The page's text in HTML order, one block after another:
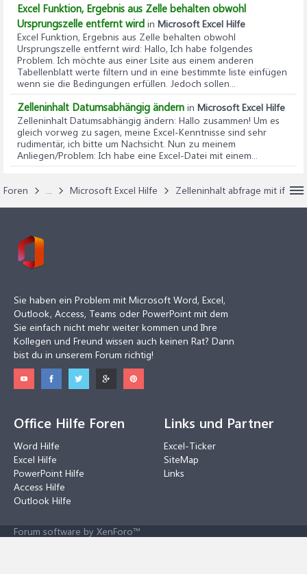
Excel Funktion, Ergebnis aus Zelle behalten obwohl
Ursprungszelle entfernt wird in Microsoft Excel Hilfe
Excel Funktion, Ergebnis aus Zelle behalten obwohl
Ursprungszelle entfernt wird: Hallo, Ich habe folgendes
Problem. Ich möchte aus einer Lsite aus einem anderen
Tabellenblatt werte filtern und in eine bestimmte liste einfügen
wenn sie die Bedingungen erfüllen. Jedoch sollen...
Zelleninhalt Datumsabhängig ändern in Microsoft Excel Hilfe
Zelleninhalt Datumsabhängig ändern: Hallo zusammen! Um es
gleich vorweg zu sagen, meine Excel-Kenntnisse sind sehr
rudimentär, ich bitte um Nachsicht. Nun zu meinem
Anliegen/Problem: Ich habe eine Excel-Datei mit einem...
Foren Microsoft Excel Hilfe Zelleninhalt abfrage mit if
Sie haben ein Problem mit Microsoft Word, Excel,
Outlook, Access, Teams oder PowerPoint mit dem
Sie einfach nicht mehr weiter kommen und Ihre
Kollegen und Freund wissen auch keinen Rat? Dann
bist du in unserem Forum richtig!
Office Hilfe Foren
Word Hilfe
Excel Hilfe
PowerPoint Hilfe
Access Hilfe
Outlook Hilfe
Links und Partner
Excel-Ticker
SiteMap
Links
Forum software by XenForo™